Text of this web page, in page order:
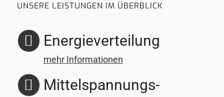
UNSERE LEISTUNGEN IM ÜBERBLICK
Energie­verteilung
mehr Informationen
Mittelspannungs­